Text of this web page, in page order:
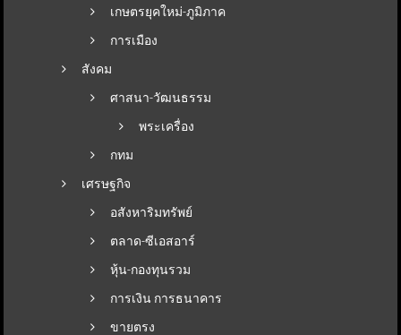
เกษตรยุคใหม่-ภูมิภาค
การเมือง
สังคม
ศาสนา-วัฒนธรรม
พระเครื่อง
กทม
เศรษฐกิจ
อสังหาริมทรัพย์
ตลาด-ซีเอสอาร์
หุ้น-กองทุนรวม
การเงิน การธนาคาร
ขายตรง